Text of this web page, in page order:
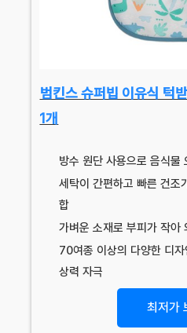
범킨스 슈퍼빕 이유식 턱
1개
방수 원단 사용으로 음식물
세탁이 간편하고 빠른 건조
합
가벼운 소재로 부피가 작아
70여종 이상의 다양한 디
상력 자극
최저가